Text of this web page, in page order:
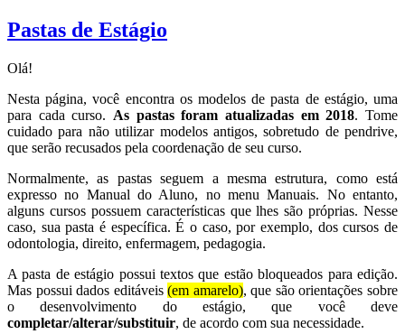
Pastas de Estágio
Olá!
Nesta página, você encontra os modelos de pasta de estágio, uma
para cada curso. As pastas foram atualizadas em 2018. Tome
cuidado para não utilizar modelos antigos, sobretudo de pendrive,
que serão recusados pela coordenação de seu curso.
Normalmente, as pastas seguem a mesma estrutura, como está
expresso no Manual do Aluno, no menu Manuais. No entanto,
alguns cursos possuem características que lhes são próprias. Nesse
caso, sua pasta é específica. É o caso, por exemplo, dos cursos de
odontologia, direito, enfermagem, pedagogia.
A pasta de estágio possui textos que estão bloqueados para edição.
Mas possui dados editáveis(em amarelo), que são orientações sobre
o desenvolvimento do estágio, que você deve
completar/alterar/substituir, de acordo com sua necessidade.